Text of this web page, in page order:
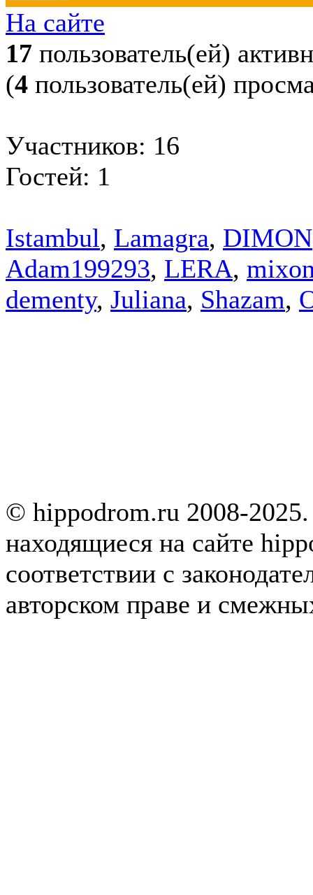
На сайте
17 пользователь(ей)
(4 пользователь(ей)
Участников: 16
Гостей: 1
Istambul, Lamagra, DIMON
Adam199293, LERA,
dementy, Juliana, Shazam,
© hippodrom.ru 2008-
находящиеся на сайте
соответствии с
авторском праве и